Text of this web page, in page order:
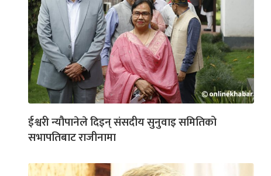
ईश्वरी न्यौपानेले दिइन् संसदीय सुनुवाइ समितिको
सभापतिबाट राजीनामा